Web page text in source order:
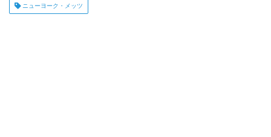
ニューヨーク・メッツ